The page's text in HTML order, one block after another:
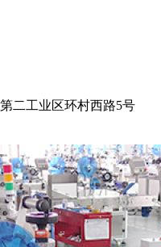
二工业区环村西路5号